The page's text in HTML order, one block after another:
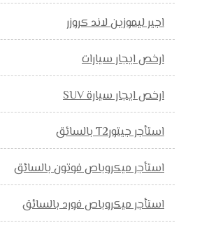
اجير ليموزين لاند كروزر
ارخص ايجار سيارات
ارخص ايجار سيارة SUV
استأجر جيتورT2 بالسائق
استأجر ميكروباص فوتون بالسائق
استأجر ميكروباص فورد بالسائق